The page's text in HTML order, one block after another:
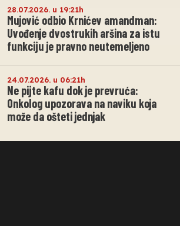
28.07.2026. u 19:21h
Mujović odbio Krnićev amandman:
Uvođenje dvostrukih aršina za istu
funkciju je pravno neutemeljeno
24.07.2026. u 06:21h
Ne pijte kafu dok je prevruća:
Onkolog upozorava na naviku koja
može da ošteti jednjak